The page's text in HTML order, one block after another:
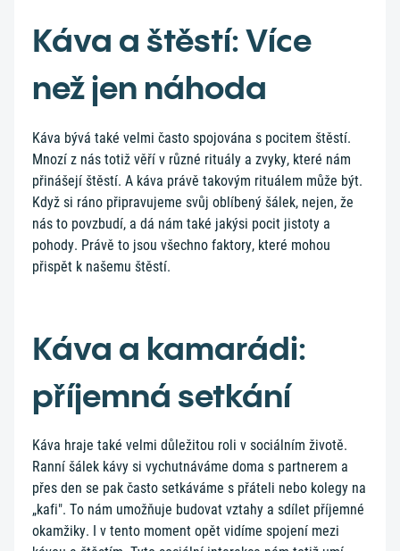
Káva a štěstí: Více
než jen náhoda
Káva bývá také velmi často spojována s pocitem štěstí.
Mnozí z nás totiž věří v různé rituály a zvyky, které nám
přinášejí štěstí. A káva právě takovým rituálem může být.
Když si ráno připravujeme svůj oblíbený šálek, nejen, že
nás to povzbudí, a dá nám také jakýsi pocit jistoty a
pohody. Právě to jsou všechno faktory, které mohou
přispět k našemu štěstí.
Káva a kamarádi:
příjemná setkání
Káva hraje také velmi důležitou roli v sociálním životě.
Ranní šálek kávy si vychutnáváme doma s partnerem a
přes den se pak často setkáváme s přáteli nebo kolegy na
„kafi". To nám umožňuje budovat vztahy a sdílet příjemné
okamžiky. I v tento moment opět vidíme spojení mezi